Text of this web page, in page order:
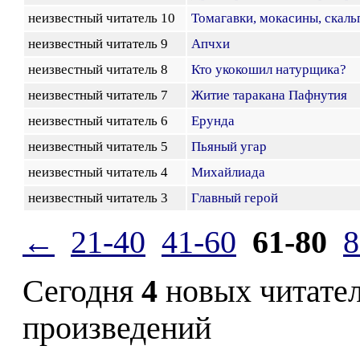
неизвестный читатель 10
Томагавки, мокасины,
неизвестный читатель 9
Апчхи
неизвестный читатель 8
Кто укокошил натурщика?
неизвестный читатель 7
Житие таракана Пафнутия
неизвестный читатель 6
Ерунда
неизвестный читатель 5
Пьяный угар
неизвестный читатель 4
Михайлиада
неизвестный читатель 3
Главный герой
← 21-40 41-60 61-80
Сегодня 4 новых
произведений